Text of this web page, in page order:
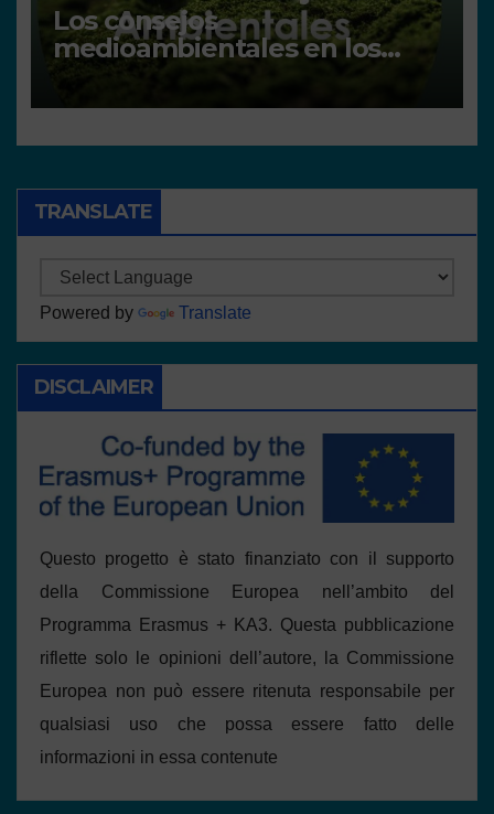
Los consejos
medioambientales en los
TRANSLATE
Powered by Translate
DISCLAIMER
Questo progetto è stato finanziato con il supporto
della Commissione Europea nell’ambito del
Programma Erasmus + KA3. Questa pubblicazione
riflette solo le opinioni dell’autore, la Commissione
Europea non può essere ritenuta responsabile per
qualsiasi uso che possa essere fatto delle
informazioni in essa contenute